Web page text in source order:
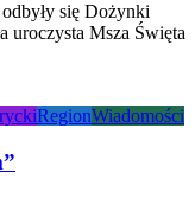
się Dożynki
uroczysta Msza Święta
RegionWiadomości